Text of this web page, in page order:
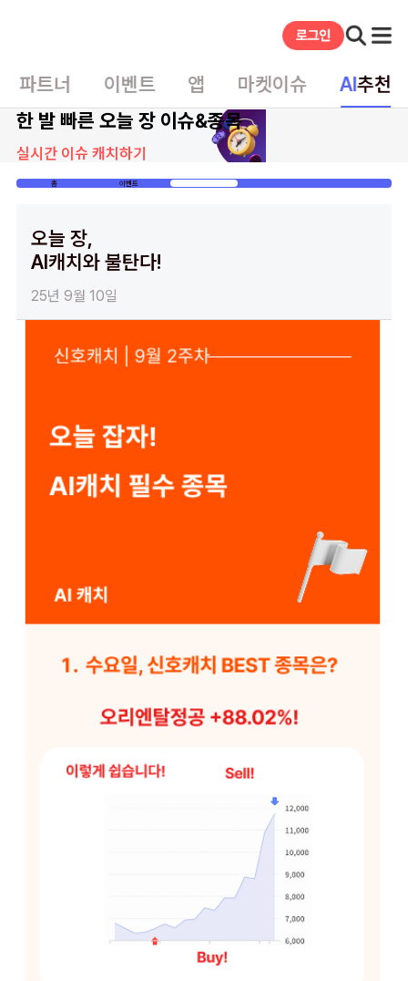
파트너 이벤트 앱 마켓이슈 AI추천
한 발 빠른 오늘 장 이슈&종목
실시간 이슈 캐치하기
홈 이벤트
오늘 장,
AI캐치와 불탄다!
25년 9월 10일